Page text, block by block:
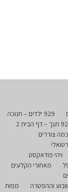
929 ילדים – חנוכה
דף הבית 2
צוררים
ויהי פודאקסט
מאחורי הקלעים
וההפטרה
מפות